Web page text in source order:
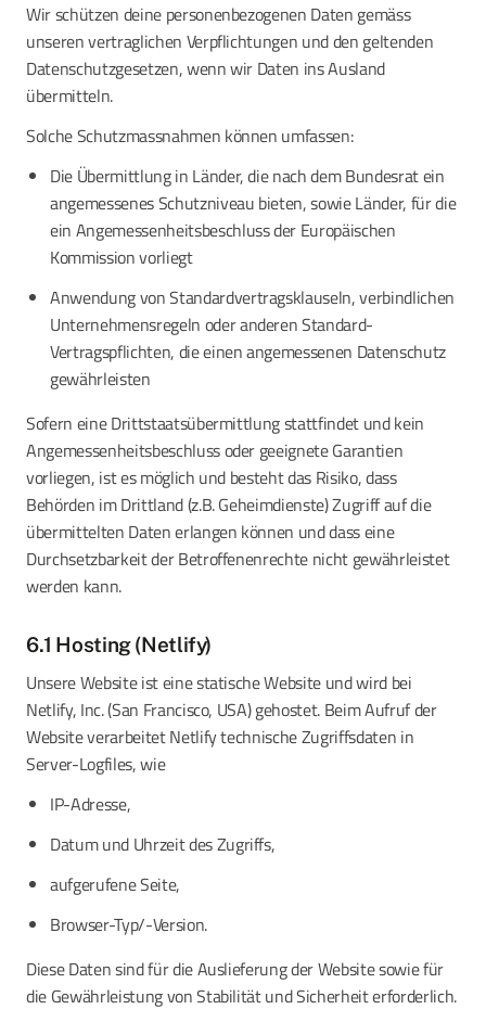
Wir schützen deine personenbezogenen Daten gemäss
unseren vertraglichen Verpflichtungen und den geltenden
Datenschutzgesetzen, wenn wir Daten ins Ausland
übermitteln.
Solche Schutzmassnahmen können umfassen:
Die Übermittlung in Länder, die nach dem Bundesrat ein
angemessenes Schutzniveau bieten, sowie Länder, für die
ein Angemessenheitsbeschluss der Europäischen
Kommission vorliegt
Anwendung von Standardvertragsklauseln, verbindlichen
Unternehmensregeln oder anderen Standard-
Vertragspflichten, die einen angemessenen Datenschutz
gewährleisten
Sofern eine Drittstaatsübermittlung stattfindet und kein
Angemessenheitsbeschluss oder geeignete Garantien
vorliegen, ist es möglich und besteht das Risiko, dass
Behörden im Drittland (z.B. Geheimdienste) Zugriff auf die
übermittelten Daten erlangen können und dass eine
Durchsetzbarkeit der Betroffenenrechte nicht gewährleistet
werden kann.
6.1 Hosting (Netlify)
Unsere Website ist eine statische Website und wird bei
Netlify, Inc. (San Francisco, USA) gehostet. Beim Aufruf der
Website verarbeitet Netlify technische Zugriffsdaten in
Server-Logfiles, wie
IP-Adresse,
Datum und Uhrzeit des Zugriffs,
aufgerufene Seite,
Browser-Typ/-Version.
Diese Daten sind für die Auslieferung der Website sowie für
die Gewährleistung von Stabilität und Sicherheit erforderlich.